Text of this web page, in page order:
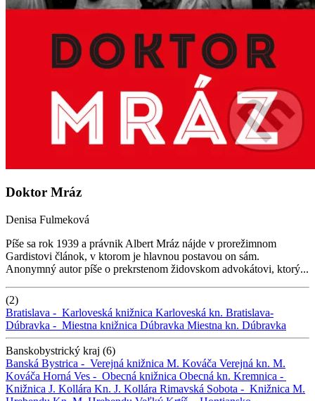
Doktor Mráz
Denisa Fulmeková
Píše sa rok 1939 a právnik Albert Mráz nájde v prorežimnom
Gardistovi článok, v ktorom je hlavnou postavou on sám.
Anonymný autor píše o prekrstenom židovskom advokátovi, ktorý...
(2)
Bratislava - Karloveská knižnica Karloveská kn. Bratislava-
Dúbravka - Miestna knižnica Dúbravka Miestna kn. Dúbravka
Banskobystrický kraj (6)
Banská Bystrica - Verejná knižnica M. Kováča Verejná kn. M.
Kováča Horná Ves - Obecná knižnica Obecná kn. Kremnica -
Knižnica J. Kollára Kn. J. Kollára Rimavská Sobota - Knižnica M.